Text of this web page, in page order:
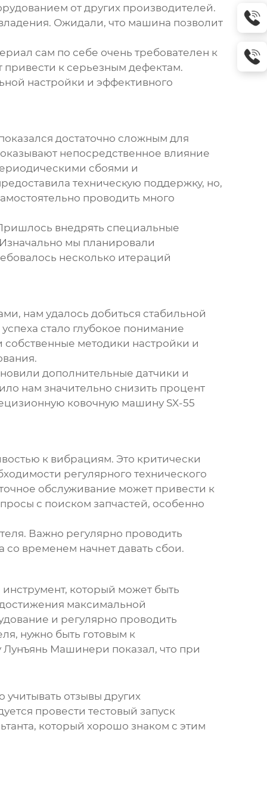
от других производителей.
Ожидали, что машина позволит
сам по себе очень требователен к
к серьезным дефектам.
настройки и эффективного
достаточно сложным для
непосредственное влияние
сбоями и
техническую поддержку, но,
проводить много
внедрять специальные
мы планировали
несколько итераций
нам удалось добиться стабильной
стало глубокое понимание
методики настройки и
дополнительные датчики и
нам значительно снизить процент
ковочную машину SX-55
к вибрациям. Это критически
регулярного технического
обслуживание может привести к
с поиском запчастей, особенно
Важно регулярно проводить
временем начнет давать сбои.
который может быть
максимальной
и регулярно проводить
нужно быть готовым к
Лунъянь Машинери показал, что при
учитывать отзывы других
провести тестовый запуск
который хорошо знаком с этим